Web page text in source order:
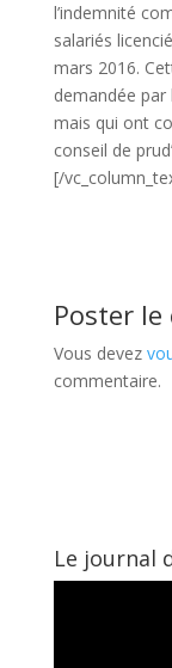
l’indemnité
salariés
mars 2016.
demandée
mais qui ont
conseil de
[/
Poster
Vous devez
commentaire.
Le journal